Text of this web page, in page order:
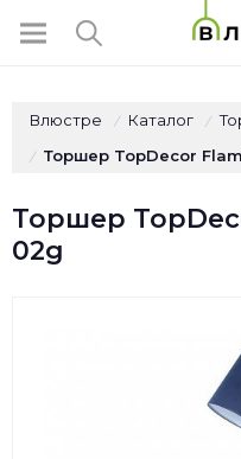
Влюстре / Каталог /
/ Торшер TopDecor
Торшер
02g